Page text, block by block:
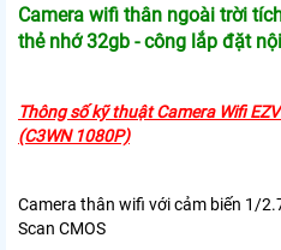
Camera wifi thân ngoài trời
thẻ nhớ 32gb - công lắp đặt
Thông số kỹ thuật Camera Wifi
(C3WN 1080P)
Camera thân wifi với cảm biến 1/
Scan CMOS